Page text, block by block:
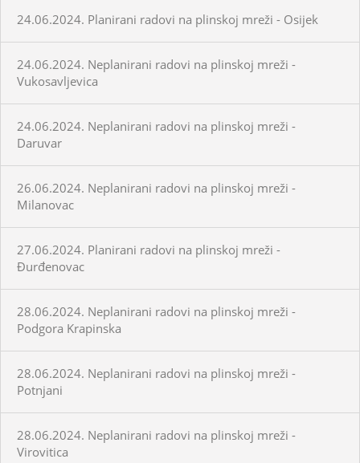
24.06.2024. Planirani radovi na plinskoj mreži - Osijek
24.06.2024. Neplanirani radovi na plinskoj mreži -
Vukosavljevica
24.06.2024. Neplanirani radovi na plinskoj mreži -
Daruvar
26.06.2024. Neplanirani radovi na plinskoj mreži -
Milanovac
27.06.2024. Planirani radovi na plinskoj mreži -
Đurđenovac
28.06.2024. Neplanirani radovi na plinskoj mreži -
Podgora Krapinska
28.06.2024. Neplanirani radovi na plinskoj mreži -
Potnjani
28.06.2024. Neplanirani radovi na plinskoj mreži -
Virovitica